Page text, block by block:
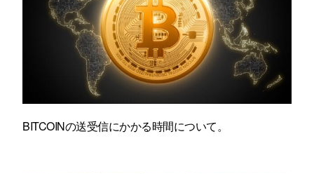
BITCOINの送受信にかかる時間について。